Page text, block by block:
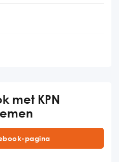
met KPN
pagina